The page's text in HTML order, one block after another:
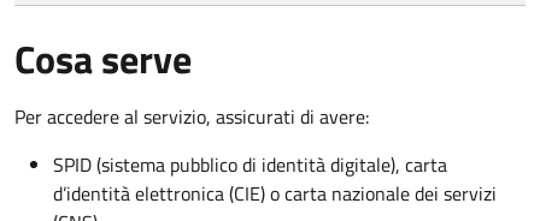
Cosa serve
Per accedere al servizio, assicurati di avere:
SPID (sistema pubblico di identità digitale), carta
d’identità elettronica (CIE) o carta nazionale dei servizi